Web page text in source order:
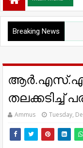
Breaking News
തലക്കടിച്ച്
Ammus Tuesday,